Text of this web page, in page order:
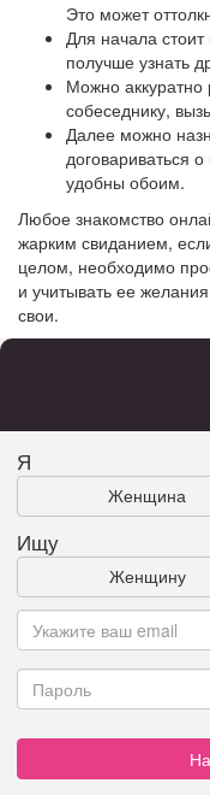
Это может
Для начала
получше узнать
Можно аккуратно
собеседнику,
Далее можно
договариваться
удобны обоим.
Любое знакомство
жарким свиданием,
целом, необходимо
и учитывать ее
свои.
Я
Женщина
Ищу
Женщину